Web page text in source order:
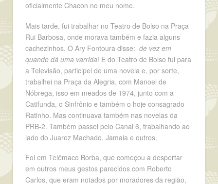
oficialmente Chacon no meu nome.
Mais tarde, fui trabalhar no Teatro de Bolso na Praça
Rui Barbosa, onde morava também e fazia alguns
cachezinhos. O Ary Fontoura disse: de vez em
quando dá uma varrida! E do Teatro de Bolso fui para
a Televisão, participei de uma novela e, por sorte,
trabalhei na Praça da Alegria, com Manoel de
Nóbrega, isso em meados de 1974, junto com a
Catifunda, o Sinfrônio e também o hoje consagrado
Ratinho. Mas continuava também nas novelas da
PRB-2. Também passei pelo Canal 6, trabalhando ao
lado do Juarez Machado, Jamaia e outros.
Foi em Telêmaco Borba, que começou a despertar
em outros meus gestos parecidos com Roberto
Carlos, que eram notados por moradores da região,